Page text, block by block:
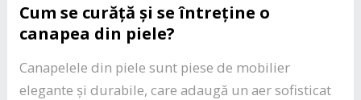
Cum se curăță și se întreține o
canapea din piele?
Canapelele din piele sunt piese de mobilier
elegante și durabile, care adaugă un aer sofisticat